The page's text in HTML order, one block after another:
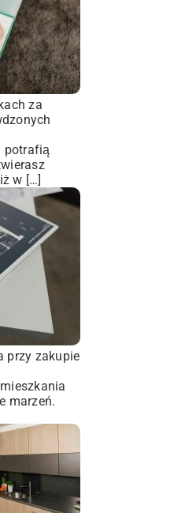
za
potrafią
w […]
przy zakupie
marzeń.